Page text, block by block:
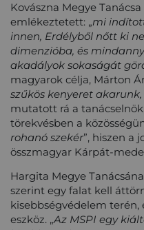
Kovászna Megye
emlékeztetett: „mi
innen, Erdélyből nőtt ki
dimenzióba, és
akadályok sokaságát
magyarok célja, Márton
szűkös kenyeret
mutatott rá a
törekvésben a
rohanó szekér”, hiszen a
összmagyar Kárpát-
Hargita Megye
szerint egy falat kell
kisebbségvédelem terén,
eszköz. „Az MSPI egy